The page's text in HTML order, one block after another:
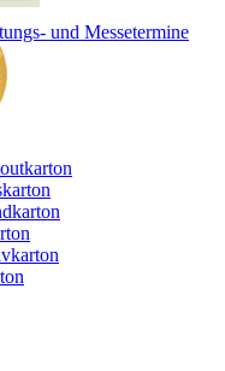
und Messetermine